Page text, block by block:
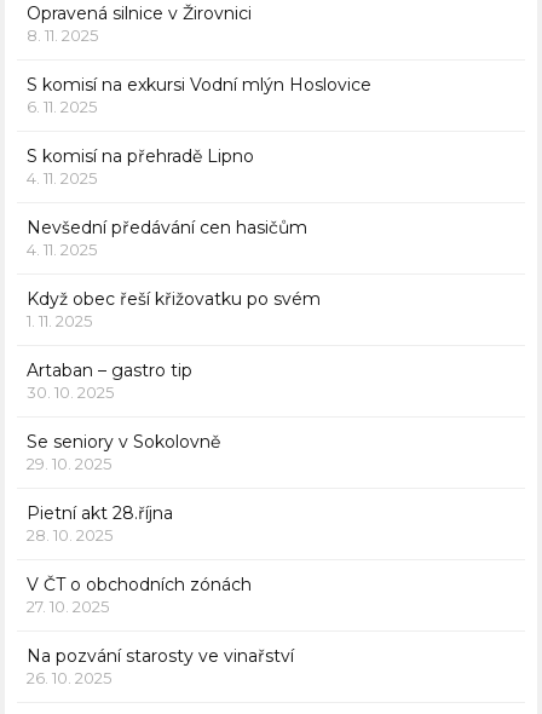
Opravená silnice v Žirovnici
8. 11. 2025
S komisí na exkursi Vodní mlýn Hoslovice
6. 11. 2025
S komisí na přehradě Lipno
4. 11. 2025
Nevšední předávání cen hasičům
4. 11. 2025
Když obec řeší křižovatku po svém
1. 11. 2025
Artaban – gastro tip
30. 10. 2025
Se seniory v Sokolovně
29. 10. 2025
Pietní akt 28.října
28. 10. 2025
V ČT o obchodních zónách
27. 10. 2025
Na pozvání starosty ve vinařství
26. 10. 2025